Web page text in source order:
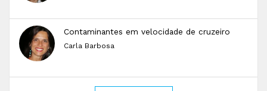
Contaminantes em velocidade de cruzeiro
Carla Barbosa